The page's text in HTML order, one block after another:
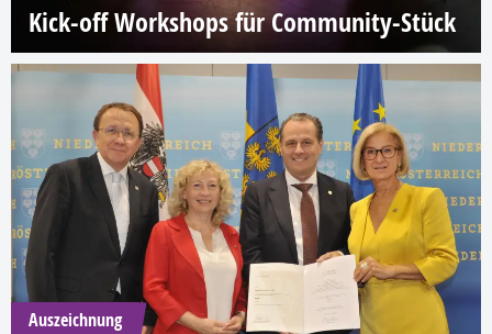
Kick-off Workshops für Community-Stück
Auszeichnung